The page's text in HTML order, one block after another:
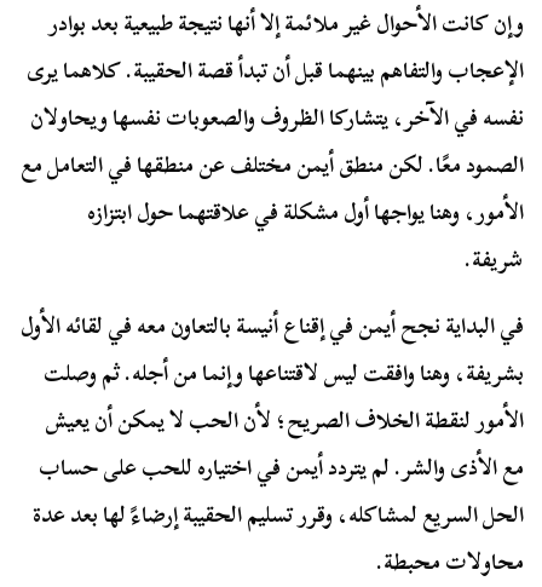
وإن كانت الأحوال غير ملائمة إلا أنها نتيجة طبيعية بعد بوادر
الإعجاب والتفاهم بينهما قبل أن تبدأ قصة الحقيبة. كلاهما يرى
نفسه في الآخر، يتشاركا الظروف والصعوبات نفسها ويحاولان
الصمود معًا. لكن منطق أيمن مختلف عن منطقها في التعامل مع
الأمور، وهنا يواجها أول مشكلة في علاقتهما حول ابتزازه
شريفة.
في البداية نجح أيمن في إقناع أنيسة بالتعاون معه في لقائه الأول
بشريفة، وهنا وافقت ليس لاقتناعها وإنما من أجله. ثم وصلت
الأمور لنقطة الخلاف الصريح؛ لأن الحب لا يمكن أن يعيش
مع الأذى والشر. لم يتردد أيمن في اختياره للحب على حساب
الحل السريع لمشاكله، وقرر تسليم الحقيبة إرضاءً لها بعد عدة
محاولات محبطة.